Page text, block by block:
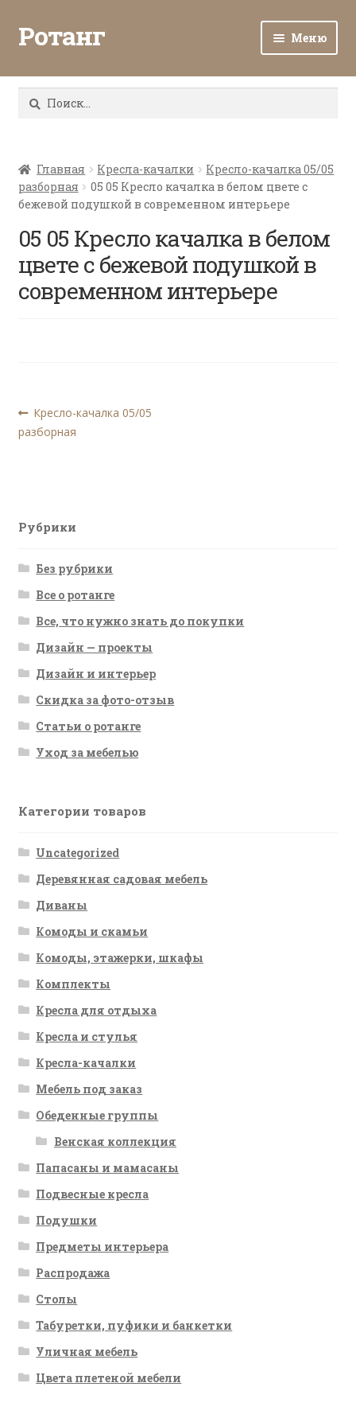
Ротанг Меню
Каталог
Все о ротанге
Ротанг оптом
Найти:
Главная Кресла-качалки
Кресло-качалка 05/05
разборная
05 05 Кресло качалка в белом цвете с
бежевой подушкой в современном интерьере
05 05 Кресло качалка в белом
цвете с бежевой подушкой в
современном интерьере
Навигация
по
Предыдущая
запись:
Кресло-качалка 05/05
разборная
Рубрики
Без рубрики
Все о ротанге
Все, что нужно знать до покупки
Дизайн — проекты
Дизайн и интерьер
Скидка за фото-отзыв
Статьи о ротанге
Уход за мебелью
Категории товаров
Uncategorized
Деревянная садовая мебель
Диваны
Комоды и скамьи
Комоды, этажерки, шкафы
Комплекты
Кресла для отдыха
Кресла и стулья
Кресла-качалки
Мебель под заказ
Обеденные группы
Венская коллекция
Папасаны и мамасаны
Подвесные кресла
Подушки
Предметы интерьера
Распродажа
Столы
Табуретки, пуфики и банкетки
Уличная мебель
Цвета плетеной мебели